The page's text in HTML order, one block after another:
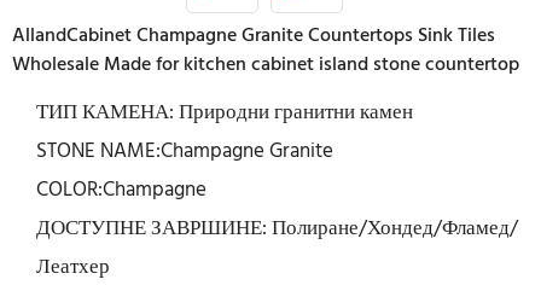
AllandCabinet Champagne Granite Countertops Sink Tiles
Wholesale Made for kitchen cabinet island stone countertop
ТИП КАМЕНА: Природни гранитни камен
STONE NAME:Champagne Granite
COLOR:Champagne
ДОСТУПНЕ ЗАВРШИНЕ: Полиране/Хондед/Фламед/
Леатхер